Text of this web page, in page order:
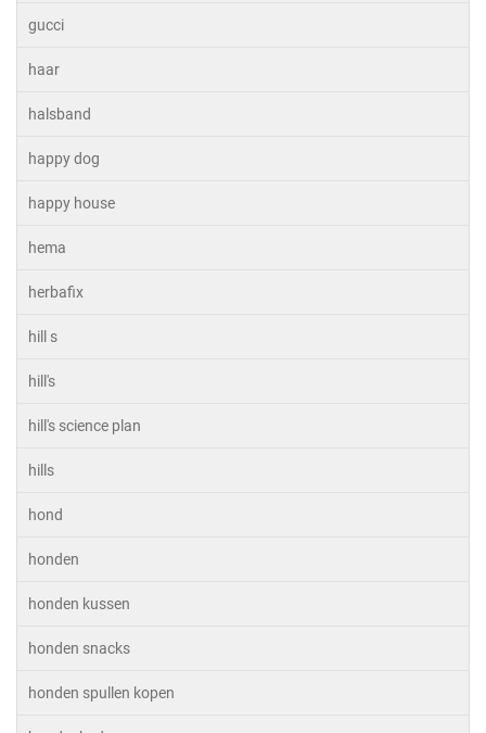
gucci
haar
halsband
happy dog
happy house
hema
herbafix
hill s
hill's
hill's science plan
hills
hond
honden
honden kussen
honden snacks
honden spullen kopen